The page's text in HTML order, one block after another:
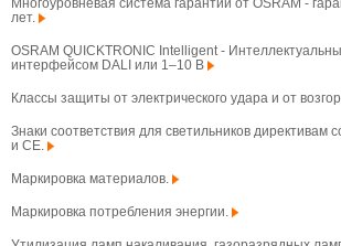
Многоуровневая система гарантий от OSRAM -
лет.
OSRAM QUICKTRONIC Intelligent -
интерфейсом DALI или 1–10 В
Классы защиты от электрического удара и от
Знаки соответствия для светильников директивам
и CE.
Маркировка материалов.
Маркировка потребления энергии.